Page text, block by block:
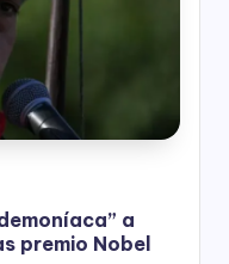
a
premio Nobel